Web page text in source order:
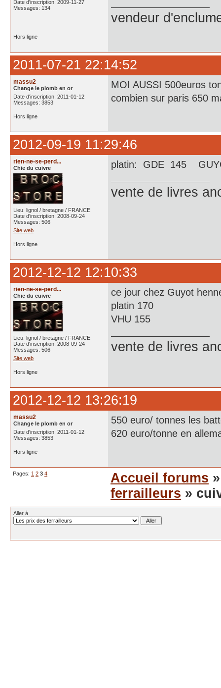
Date d'inscription: 2009-11-27
Messages: 134
vendeur
Hors ligne
2011-07-21 22:14:52
massu2
Change le plomb en or
Date d'inscription: 2011-01-12
Messages: 3853
MOI AUSSI 500euros
combien sur paris 650
Hors ligne
2012-09-19 11:29:46
rien-ne-se-perd...
Chie du cuivre
Lieu: lignol / bretagne / FRANCE
Date d'inscription: 2008-09-24
Messages: 506
Site web
platin: GDE 145
vente de livres
Hors ligne
2012-12-12 12:10:33
rien-ne-se-perd...
Chie du cuivre
Lieu: lignol / bretagne / FRANCE
Date d'inscription: 2008-09-24
Messages: 506
Site web
ce jour chez Guyot
platin 170
VHU 155
vente de livres
Hors ligne
2012-12-12 13:26:19
massu2
Change le plomb en or
Date d'inscription: 2011-01-12
Messages: 3853
550 euro/ tonnes les
620 euro/tonne en
Hors ligne
Pages: 1 2 3 4 Accueil forums
ferrailleurs »
Aller à